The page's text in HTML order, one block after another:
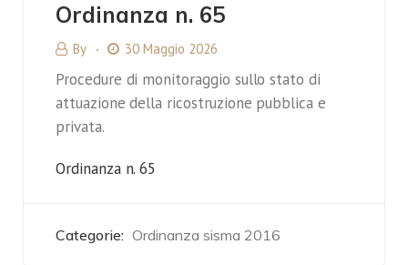
Ordinanza n. 65
By 30 Maggio 2026
Procedure di monitoraggio sullo stato di
attuazione della ricostruzione pubblica e
privata.
Ordinanza n. 65
Categorie: Ordinanza sisma 2016